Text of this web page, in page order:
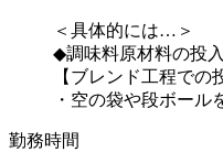
＜具体的には…＞
◆調味料原材料の投
【ブレンド工程での
・空の袋や段ボール
勤務時間